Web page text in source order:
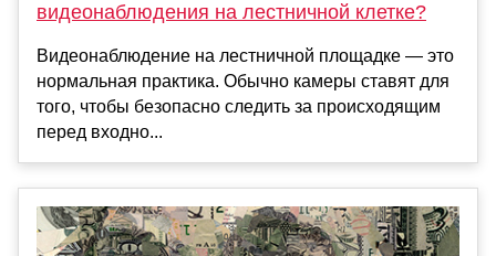
видеонаблюдения на лестничной клетке?
Видеонаблюдение на лестничной площадке — это
нормальная практика. Обычно камеры ставят для
того, чтобы безопасно следить за происходящим
перед входно...